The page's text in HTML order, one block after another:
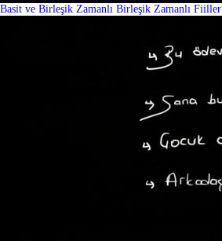
Basit ve Birleşik Zamanlı Birleşik Zamanlı Fiiller